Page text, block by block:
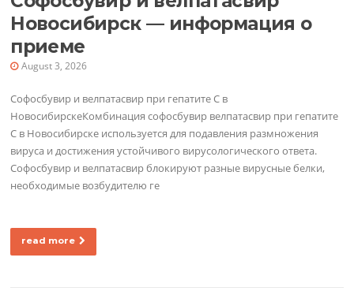
Новосибирск — информация о
приеме
August 3, 2026
Софосбувир и велпатасвир при гепатите C в
НовосибирскеКомбинация софосбувир велпатасвир при гепатите
C в Новосибирске используется для подавления размножения
вируса и достижения устойчивого вирусологического ответа.
Софосбувир и велпатасвир блокируют разные вирусные белки,
необходимые возбудителю ге
read more